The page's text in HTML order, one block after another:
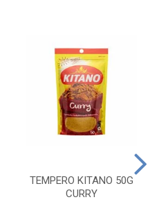
TEMPERO KITANO 50G
CURRY